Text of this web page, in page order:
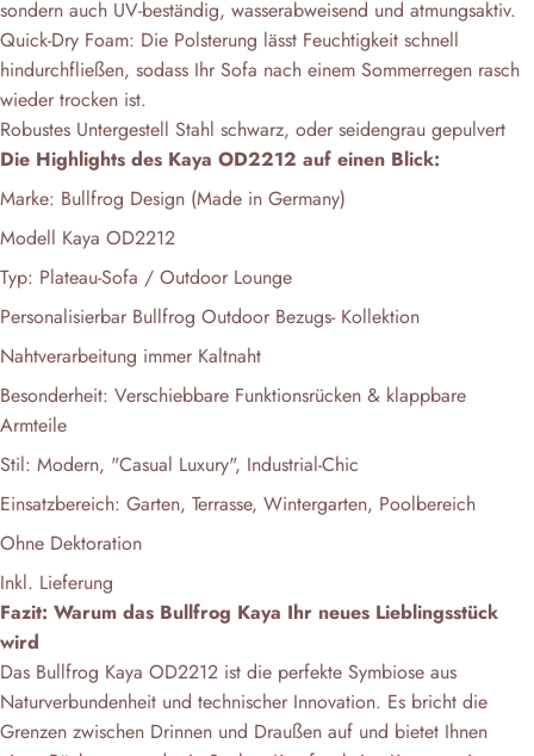
sondern auch UV-beständig, wasserabweisend und atmungsaktiv.
Quick-Dry Foam: Die Polsterung lässt Feuchtigkeit schnell
hindurchfließen, sodass Ihr Sofa nach einem Sommerregen rasch
wieder trocken ist.
Robustes Untergestell Stahl schwarz, oder seidengrau gepulvert
Die Highlights des Kaya OD2212 auf einen Blick:
Marke: Bullfrog Design (Made in Germany)
Modell Kaya OD2212
Typ: Plateau-Sofa / Outdoor Lounge
Personalisierbar Bullfrog Outdoor Bezugs- Kollektion
Nahtverarbeitung immer Kaltnaht
Besonderheit: Verschiebbare Funktionsrücken & klappbare
Armteile
Stil: Modern, "Casual Luxury", Industrial-Chic
Einsatzbereich: Garten, Terrasse, Wintergarten, Poolbereich
Ohne Dektoration
Inkl. Lieferung
Fazit: Warum das Bullfrog Kaya Ihr neues Lieblingsstück
wird
Das Bullfrog Kaya OD2212 ist die perfekte Symbiose aus
Naturverbundenheit und technischer Innovation. Es bricht die
Grenzen zwischen Drinnen und Draußen auf und bietet Ihnen